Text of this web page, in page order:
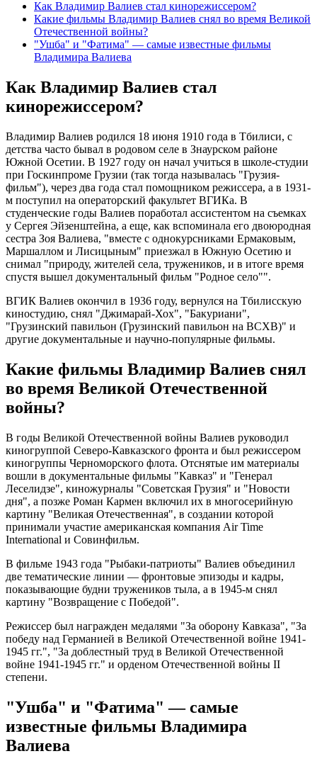
Как Владимир Валиев стал кинорежиссером?
Какие фильмы Владимир Валиев снял во время Великой
Отечественной войны?
"Ушба" и "Фатима" — самые известные фильмы
Владимира Валиева
Как Владимир Валиев стал
кинорежиссером?
Владимир Валиев родился 18 июня 1910 года в Тбилиси, с
детства часто бывал в родовом селе в Знаурском районе
Южной Осетии. В 1927 году он начал учиться в школе-студии
при Госкинпроме Грузии (так тогда называлась "Грузия-
фильм"), через два года стал помощником режиссера, а в 1931-
м поступил на операторский факультет ВГИКа. В
студенческие годы Валиев поработал ассистентом на съемках
у Сергея Эйзенштейна, а еще, как вспоминала его двоюродная
сестра Зоя Валиева, "вместе с однокурсниками Ермаковым,
Маршаллом и Лисицыным" приезжал в Южную Осетию и
снимал "природу, жителей села, тружеников, и в итоге время
спустя вышел документальный фильм "Родное село"".
ВГИК Валиев окончил в 1936 году, вернулся на Тбилисскую
киностудию, снял "Джимарай-Хох", "Бакуриани",
"Грузинский павильон (Грузинский павильон на ВСХВ)" и
другие документальные и научно-популярные фильмы.
Какие фильмы Владимир Валиев снял
во время Великой Отечественной
войны?
В годы Великой Отечественной войны Валиев руководил
киногруппой Северо-Кавказского фронта и был режиссером
киногруппы Черноморского флота. Отснятые им материалы
вошли в документальные фильмы "Кавказ" и "Генерал
Леселидзе", киножурналы "Советская Грузия" и "Новости
дня", а позже Роман Кармен включил их в многосерийную
картину "Великая Отечественная", в создании которой
принимали участие американская компания Air Time
International и Совинфильм.
В фильме 1943 года "Рыбаки-патриоты" Валиев объединил
две тематические линии — фронтовые эпизоды и кадры,
показывающие будни тружеников тыла, а в 1945-м снял
картину "Возвращение с Победой".
Режиссер был награжден медалями "За оборону Кавказа", "За
победу над Германией в Великой Отечественной войне 1941-
1945 гг.", "За доблестный труд в Великой Отечественной
войне 1941-1945 гг." и орденом Отечественной войны II
степени.
"Ушба" и "Фатима" — самые
известные фильмы Владимира
Валиева